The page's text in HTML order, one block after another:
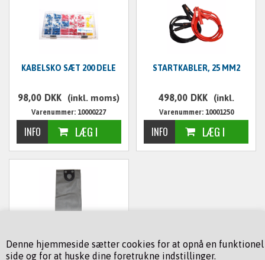
Denne hjemmeside sætter cookies for at opnå en funktionel
side og for at huske dine foretrukne indstillinger.
KABELSKO SÆT 200 DELE
98,00 DKK (inkl. moms)
Varenummer: 10000227
STARTKABLER, 25 MM2
498,00 DKK (inkl.
moms)
Varenummer: 10001250
STØVSUGERPOSE T/ 80 L.